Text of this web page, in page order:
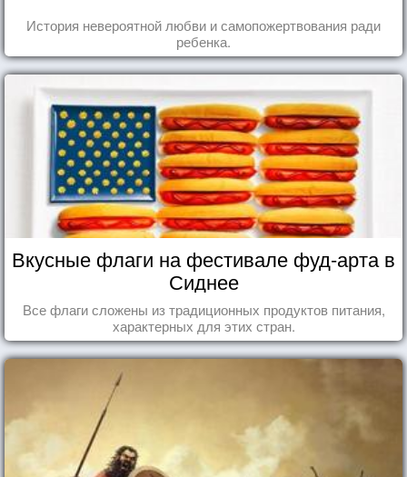
История невероятной любви и самопожертвования ради
ребенка.
Вкусные флаги на фестивале фуд-арта в
Сиднее
Все флаги сложены из традиционных продуктов питания,
характерных для этих стран.